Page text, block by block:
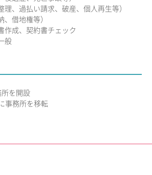
理、過払い請求、破産、個人再生等）
借地権等）
作成、契約書チェック
般
を開設
事務所を移転